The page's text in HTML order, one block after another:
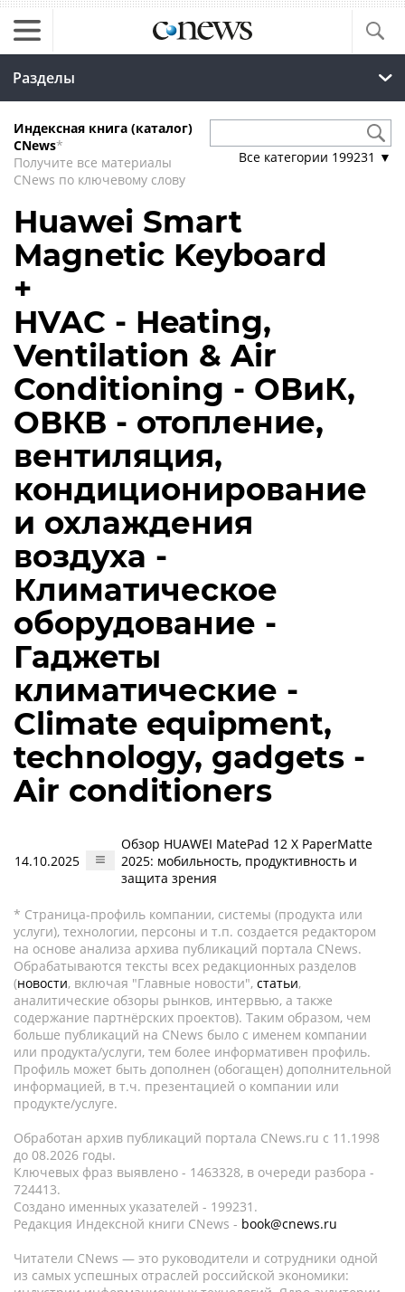
Разделы
Индексная книга (каталог)
CNews*
Получите все материалы
CNews по ключевому слову
Все категории 199231 ▼
Huawei Smart
Magnetic Keyboard
+
HVAC - Heating,
Ventilation & Air
Conditioning - ОВиК,
ОВКВ - отопление,
вентиляция,
кондиционирование
и охлаждения
воздуха -
Климатическое
оборудование -
Гаджеты
климатические -
Climate equipment,
technology, gadgets -
Air conditioners
14.10.2025
Обзор HUAWEI MatePad 12 X PaperMatte
2025: мобильность, продуктивность и
защита зрения
* Страница-профиль компании, системы (продукта или
услуги), технологии, персоны и т.п. создается редактором
на основе анализа архива публикаций портала CNews.
Обрабатываются тексты всех редакционных разделов
(новости, включая "Главные новости", статьи,
аналитические обзоры рынков, интервью, а также
содержание партнёрских проектов). Таким образом, чем
больше публикаций на CNews было с именем компании
или продукта/услуги, тем более информативен профиль.
Профиль может быть дополнен (обогащен) дополнительной
информацией, в т.ч. презентацией о компании или
продукте/услуге.
Обработан архив публикаций портала CNews.ru c 11.1998
до 08.2026 годы.
Ключевых фраз выявлено - 1463328, в очереди разбора -
724413.
Создано именных указателей - 199231.
Редакция Индексной книги CNews - book@cnews.ru
Читатели CNews — это руководители и сотрудники одной
из самых успешных отраслей российской экономики: